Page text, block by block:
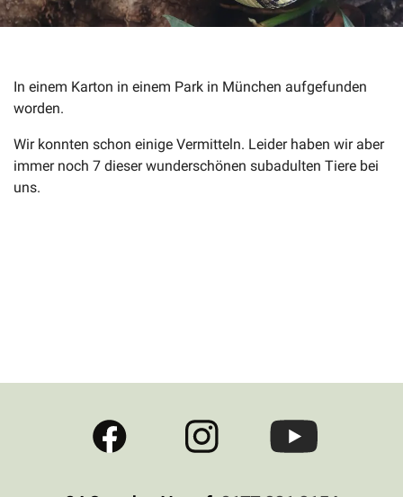
In einem Karton in einem Park in München aufgefunden
worden.
Wir konnten schon einige Vermitteln. Leider haben wir aber
immer noch 7 dieser wunderschönen subadulten Tiere bei
uns.